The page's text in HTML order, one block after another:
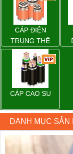
CÁP ĐIỆN
TRUNG THẾ
CÁP CAO SU
DANH MỤC SẢN